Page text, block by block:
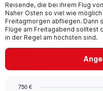
The
chart
has
1
Y
Range:
Reisende, die bei ihrem Flug
Naher Osten so viel wie
Freitagmorgen abfliegen. Dann
Flüge am Freitagabend solltest
in der Regel am höchsten sind.
750 €